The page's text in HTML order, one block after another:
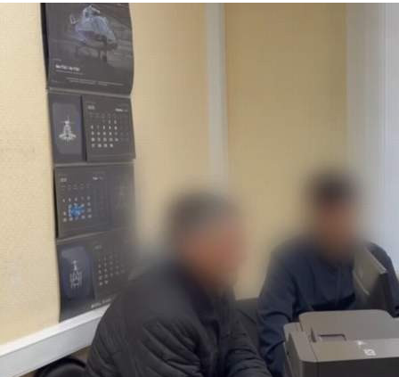
В Бурятии задержаны
судоводитель и
владелец судна, чьи
действия повлекли
гибель пяти туристов
Происшествия
20.05.2026 23:14